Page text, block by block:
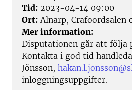
Tid: 2023-04-14 09:00
Ort: Alnarp, Crafoordsalen
Mer information:
Disputationen går att följa
Kontakta i god tid
Jönsson,
inloggningsuppgifter.